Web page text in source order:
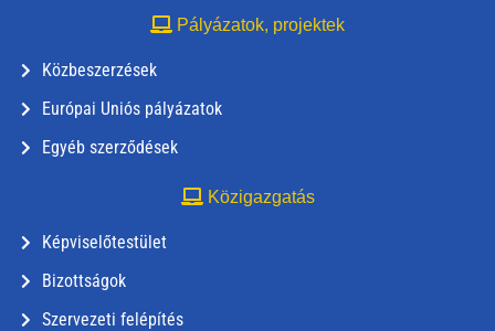
Pályázatok, projektek
Közbeszerzések
Európai Uniós pályázatok
Egyéb szerződések
Közigazgatás
Képviselőtestület
Bizottságok
Szervezeti felépítés